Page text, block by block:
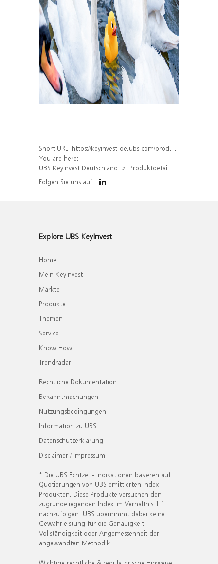
Short URL: https://keyinvest-de.ubs.com/produkt/detail/index/isin/DE000WA8YE23
You are here:
UBS KeyInvest Deutschland
Produktdetail
Folgen Sie uns auf
Explore UBS KeyInvest
Home
Mein KeyInvest
Märkte
Produkte
Themen
Service
Know How
Trendradar
Rechtliche Dokumentation
Bekanntmachungen
Nutzungsbedingungen
Information zu UBS
Datenschutzerklärung
Disclaimer / Impressum
* Die UBS Echtzeit- Indikationen basieren auf
Quotierungen von UBS emittierten Index-
Produkten. Diese Produkte versuchen den
zugrundeliegenden Index im Verhältnis 1:1
nachzufolgen. UBS übernimmt dabei keine
Gewährleistung für die Genauigkeit,
Vollständigkeit oder Angemessenheit der
angewandten Methodik.